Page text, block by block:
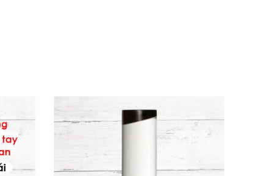
và người thương trải nghiệm mượt mà